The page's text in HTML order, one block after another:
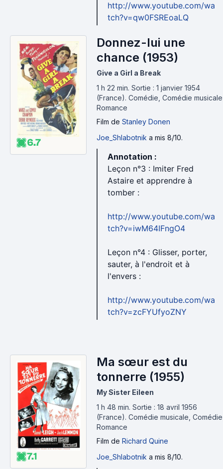
http://www.youtube.com/wa
tch?v=qw0FSREoaLQ
6.7
Donnez-lui une
chance (1953)
Give a Girl a Break
1 h 22 min. Sortie : 1 janvier 1954
(France). Comédie, Comédie
Romance
Film de Stanley Donen
Joe_Shlabotnik a mis 8/10.
Annotation :
Leçon n°3 : Imiter Fred
Astaire et apprendre à
tomber :
http://www.youtube.com/wa
tch?v=iwM64IFngO4
Leçon n°4 : Glisser, porter,
sauter, à l'endroit et à
l'envers :
http://www.youtube.com/wa
tch?v=zcFYUfyoZNY
7.1
Ma sœur est du
tonnerre (1955)
My Sister Eileen
1 h 48 min. Sortie : 18 avril 1956
(France). Comédie musicale,
Romance
Film de Richard Quine
Joe_Shlabotnik a mis 8/10.